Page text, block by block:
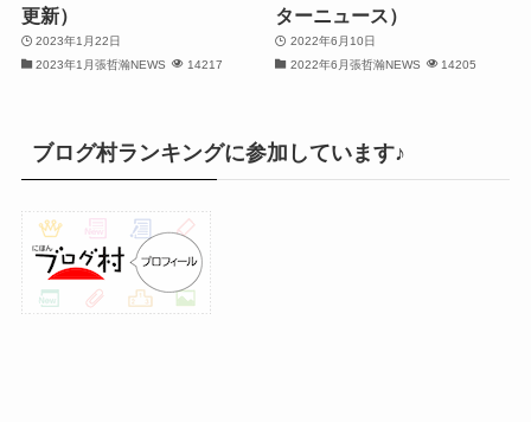
(31)
更新）
2023年1月22日
2023年1月張哲瀚NEWS
14217
ターニュース）
2022年6月10日
2022年6月張哲瀚NEWS
14205
ブログ村ランキングに参加しています♪